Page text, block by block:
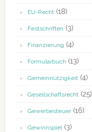
EU-Recht(18)
Festschriften (3)
Finanzierung (4)
Formularbuch (13)
Gemeinnützigkeit(4)
Gesellschaftsrecht(25)
Gewerbesteuer(16)
Gewinnspiel(3)